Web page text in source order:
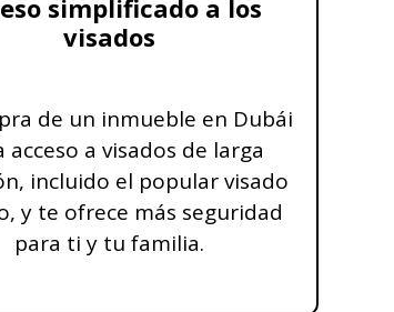
simplificado a los
visados
de un inmueble en Dubái
acceso a visados de larga
incluido el popular visado
y te ofrece más seguridad
para ti y tu familia.